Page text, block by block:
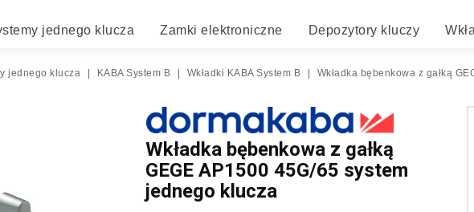
jednego klucza Zamki elektroniczne Depozytory kluczy
jednego klucza KABA System B Wkładki KABA System B Wkładka bębenkowa z gałką
Wkładka bębenkowa z gałką
GEGE AP1500 45G/65 system
jednego klucza